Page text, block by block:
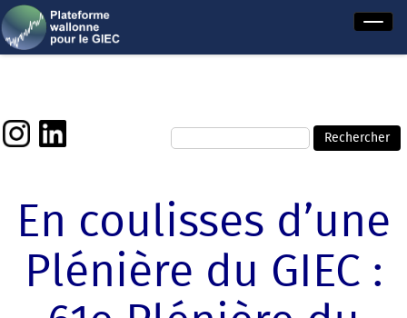
En coulisses d’une
Plénière du GIEC :